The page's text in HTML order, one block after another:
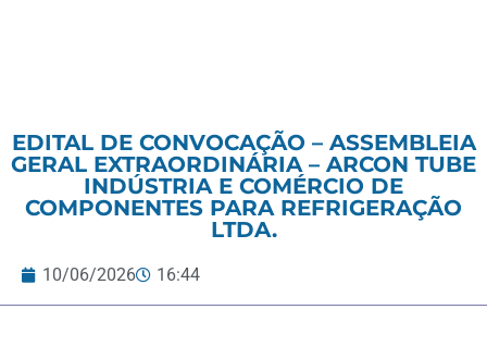
EDITAL DE CONVOCAÇÃO – ASSEMBLEIA
GERAL EXTRAORDINÁRIA – ARCON TUBE
INDÚSTRIA E COMÉRCIO DE
COMPONENTES PARA REFRIGERAÇÃO
LTDA.
10/06/2026 16:44